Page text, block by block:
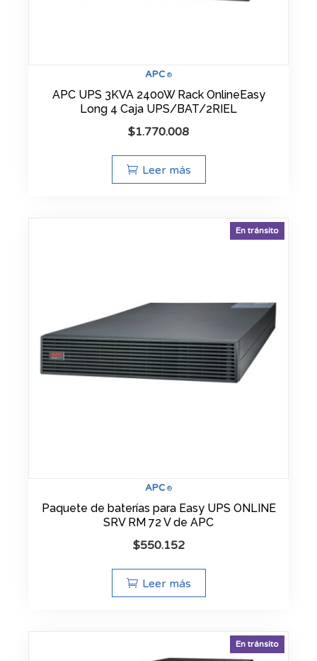
APC ®
APC UPS 3KVA 2400W Rack OnlineEasy
Long 4 Caja UPS/BAT/2RIEL
$1.770.008
Leer más
APC ®
En tránsito
Paquete de baterías para Easy UPS ONLINE
SRV RM 72 V de APC
$550.152
Leer más
En tránsito